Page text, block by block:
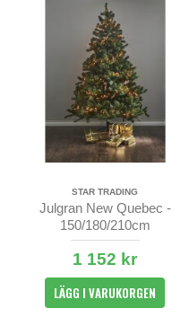
STAR TRADING
Julgran New Quebec -
150/180/210cm
1 152 kr
LÄGG I VARUKORGEN